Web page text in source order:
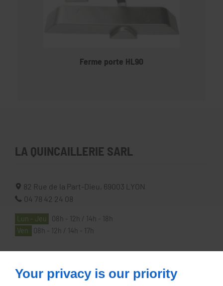
Ferme porte HL90
LA QUINCAILLERIE SARL
82 Rue de la Part-Dieu, 69003
LYON
04 78 42 24 08
Lun - Jeu
08h - 12h / 14h - 18h
Ven
08h - 12h / 14h - 17h
À PROPOS
Your privacy is our priority